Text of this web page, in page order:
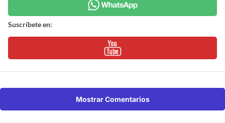
Suscríbete en:
Mostrar Comentarios